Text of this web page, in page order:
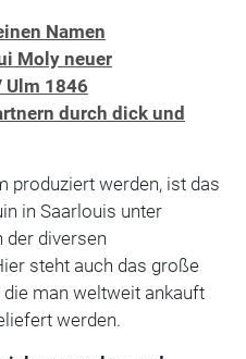
Namen
Moly neuer
Ulm 1846
durch dick und
produziert werden, ist das
in Saarlouis unter
der diversen
steht auch das große
man weltweit ankauft
werden.